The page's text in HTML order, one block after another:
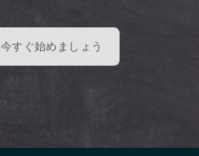
今すぐ始めましょう